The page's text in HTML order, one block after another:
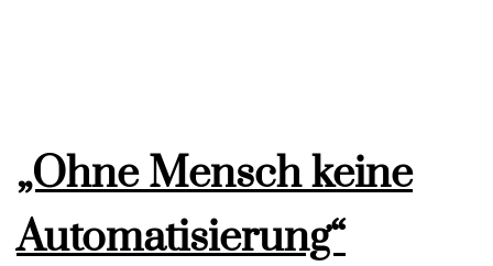
„Ohne Mensch keine
Automatisierung“